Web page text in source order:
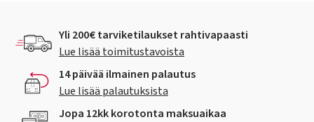
Yli 200€ tarviketilaukset rahtivapaasti
Lue lisää toimitustavoista
14 päivää ilmainen palautus
Lue lisää palautuksista
Jopa 12kk korotonta maksuaikaa